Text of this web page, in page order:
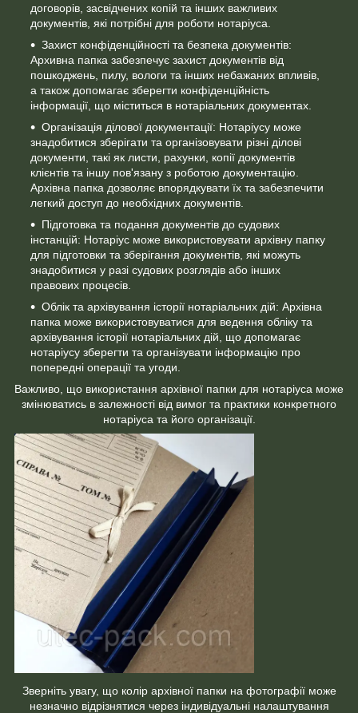
договорів, засвідчених копій та інших важливих
документів, які потрібні для роботи нотаріуса.
Захист конфіденційності та безпека документів:
Архивна папка забезпечує захист документів від
пошкоджень, пилу, вологи та інших небажаних впливів,
а також допомагає зберегти конфіденційність
інформації, що міститься в нотаріальних документах.
Організація ділової документації: Нотаріусу може
знадобитися зберігати та організовувати різні ділові
документи, такі як листи, рахунки, копії документів
клієнтів та іншу пов'язану з роботою документацію.
Архівна папка дозволяє впорядкувати їх та забезпечити
легкий доступ до необхідних документів.
Підготовка та подання документів до судових
інстанцій: Нотаріус може використовувати архівну папку
для підготовки та зберігання документів, які можуть
знадобитися у разі судових розглядів або інших
правових процесів.
Облік та архівування історії нотаріальних дій: Архівна
папка може використовуватися для ведення обліку та
архівування історії нотаріальних дій, що допомагає
нотаріусу зберегти та організувати інформацію про
попередні операції та угоди.
Важливо, що використання архівної папки для нотаріуса може
змінюватись в залежності від вимог та практики конкретного
нотаріуса та його організації.
Зверніть увагу, що колір архівної папки на фотографії може
незначно відрізнятися через індивідуальні налаштування